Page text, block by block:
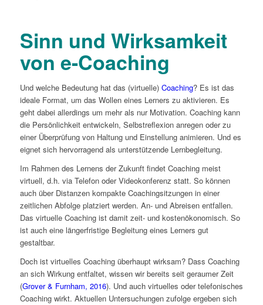
Sinn und Wirksamkeit
von e-Coaching
Und welche Bedeutung hat das (virtuelle) Coaching? Es ist das
ideale Format, um das Wollen eines Lerners zu aktivieren. Es
geht dabei allerdings um mehr als nur Motivation. Coaching kann
die Persönlichkeit entwickeln, Selbstreflexion anregen oder zu
einer Überprüfung von Haltung und Einstellung animieren. Und es
eignet sich hervorragend als unterstützende Lernbegleitung.
Im Rahmen des Lernens der Zukunft findet Coaching meist
virtuell, d.h. via Telefon oder Videokonferenz statt. So können
auch über Distanzen kompakte Coachingsitzungen in einer
zeitlichen Abfolge platziert werden. An- und Abreisen entfallen.
Das virtuelle Coaching ist damit zeit- und kostenökonomisch. So
ist auch eine längerfristige Begleitung eines Lerners gut
gestaltbar.
Doch ist virtuelles Coaching überhaupt wirksam? Dass Coaching
an sich Wirkung entfaltet, wissen wir bereits seit geraumer Zeit
(Grover & Furnham, 2016). Und auch virtuelles oder telefonisches
Coaching wirkt. Aktuellen Untersuchungen zufolge ergeben sich